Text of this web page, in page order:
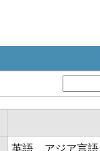
英語、アジア言